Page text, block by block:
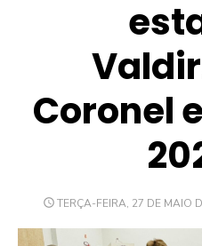
Coronel
POSTED
TERÇA-FEIRA, 27 DE MAIO